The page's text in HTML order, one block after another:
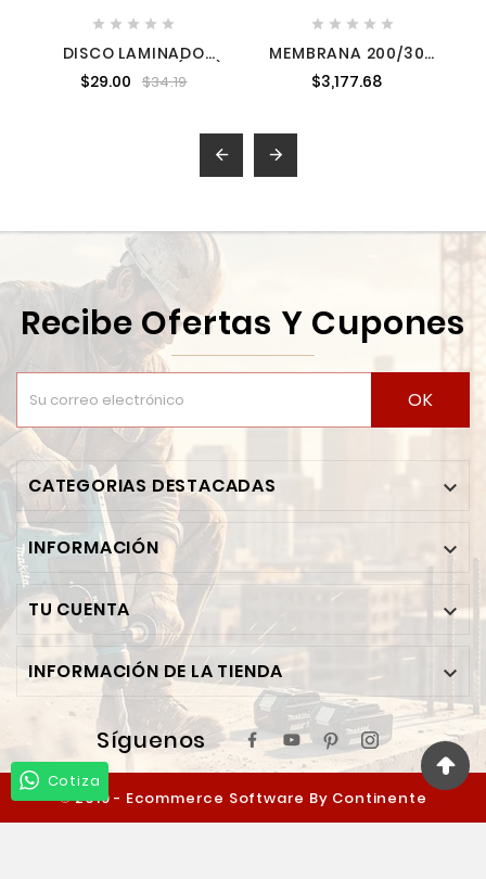
    
DISCO LAMINADO
ZIRCONIA MIMS (Z40)
4-1/2 X 7/8 T29 WEST-
$29.00 $34.19
    
MEMBRANA 200/300
LTS BUTIL EVANS
$3,177.68
 
Recibe Ofertas Y Cupones
OK
CATEGORIAS DESTACADAS 
INFORMACIÓN 
TU CUENTA 
INFORMACIÓN DE LA TIENDA 
Síguenos
© 2019 - Ecommerce Software By Continente
Ferretero™
Cotiza